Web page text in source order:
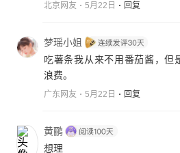
北京网友 5月22日 回复
梦瑶小姐
吃薯条我从来不用番茄酱，但
浪费。
广东网友 5月22日 回复
黄鹂
想理